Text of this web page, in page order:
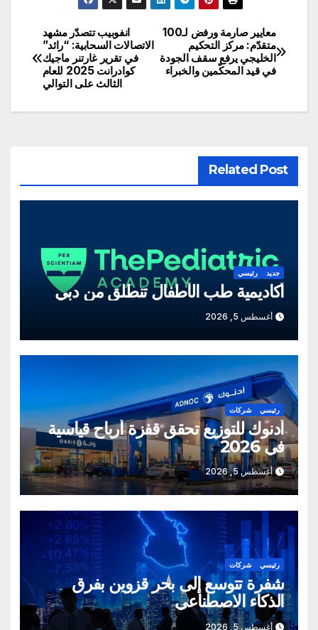
تصفّح
المقالات
انفوبيب تتصدّر مشهد
الاتصالات السحابية: “رائد”
في تقرير غارتنر ماجيك
كوادرانت 2025 للعام
الثالث على التوالي
معايير صارمة ورفض لـ100
متقدّم: مركز التحكيم
الخليجي يرفع سقف الجودة
في قيد المحكّمين والخبراء
Related Post
جديد رئيسي
أكاديمية طب الأطفال تنطلق من دبي
أغسطس 5, 2026
رئيسي شركات
أدنوك للتوزيع تحقق قفزة أرباح قياسية
في 2026
أغسطس 5, 2026
رئيسي شركات
شفرة تتوسع إلى بحر قزوين بفرق
الذكاء الاصطناعي
أغسطس 5, 2026